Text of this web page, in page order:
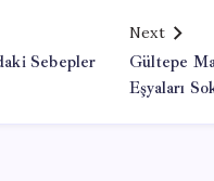
Sebepler
Next
Gültepe
Eşyaları